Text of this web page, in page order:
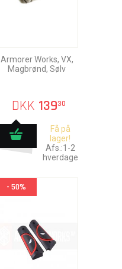
Armorer Works, VX,
Magbrønd, Sølv
DKK 13930
Få på
lager!
Afs.:1-2
hverdage
- 50%